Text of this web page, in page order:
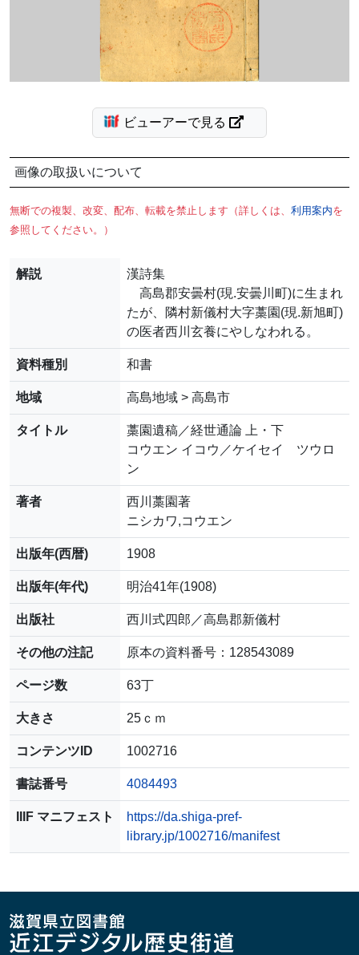
ビューアーで見る
画像の取扱いについて
無断での複製、改変、配布、転載を禁止します（詳しくは、 利用案内を
参照してください。）
解説
漢詩集
高島郡安曇村(現.安曇川町)に生まれ
たが、隣村新儀村大字藁園(現.新旭町)
の医者西川玄養にやしなわれる。
資料種別 和書
地域 高島地域 > 高島市
タイトル
藁園遺稿／経世通論 上・下
コウエン イコウ／ケイセイ ツウロ
ン
著者
西川藁園著
ニシカワ,コウエン
出版年(西暦) 1908
出版年(年代) 明治41年(1908)
出版社 西川式四郎／高島郡新儀村
その他の注記 原本の資料番号：128543089
ページ数 63丁
大きさ 25ｃｍ
コンテンツID 1002716
書誌番号 4084493
IIIF マニフェスト
https://da.shiga-pref-
library.jp/1002716/manifest